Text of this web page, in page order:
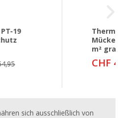
19
m²
CHF
sich ausschließlich von